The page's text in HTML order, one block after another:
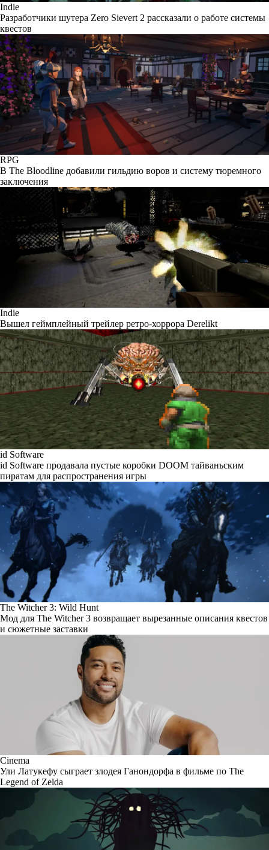
Indie
Разработчики шутера Zero Sievert 2 рассказали о работе системы
квестов
RPG
В The Bloodline добавили гильдию воров и систему тюремного
заключения
Indie
Вышел геймплейный трейлер ретро-хоррора Derelikt
id Software
id Software продавала пустые коробки DOOM тайваньским
пиратам для распространения игры
The Witcher 3: Wild Hunt
Мод для The Witcher 3 возвращает вырезанные описания квестов
и сюжетные заставки
Cinema
Ули Латукефу сыграет злодея Ганондорфа в фильме по The
Legend of Zelda